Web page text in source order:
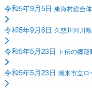
令和5年9月5日 東海村総合
令和5年9月6日 久慈川河川
令和5年5月23日 ト伝の郷運
令和5年5月23日 潮来市立ロ